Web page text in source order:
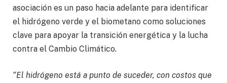
asociación es un paso hacia adelante para identificar
el hidrógeno verde y el biometano como soluciones
clave para apoyar la transición energética y la lucha
contra el Cambio Climático.
“El hidrógeno está a punto de suceder, con costos que